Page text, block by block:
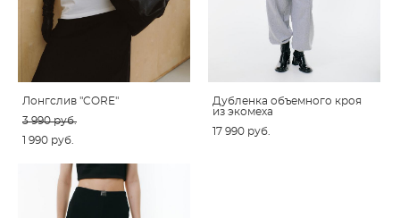
Лонгслив "CORE"
3 990 pуб.
1 990 pуб.
Дубленка объемного кроя
из экомеха
17 990 pуб.